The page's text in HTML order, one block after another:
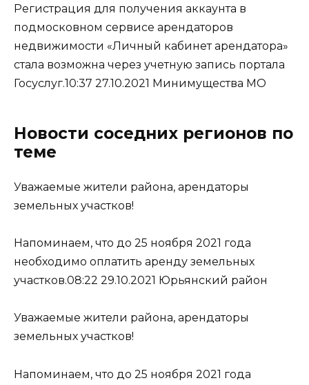
Регистрация для получения аккаунта в
подмосковном сервисе арендаторов
недвижимости «Личный кабинет арендатора»
стала возможна через учетную запись портала
Госуслуг.10:37 27.10.2021 Минимущества МО
Новости соседних регионов по
теме
Уважаемые жители района, арендаторы
земельных участков!
Напоминаем, что до 25 ноября 2021 года
необходимо оплатить аренду земельных
участков.08:22 29.10.2021 Юрьянский район
Уважаемые жители района, арендаторы
земельных участков!
Напоминаем, что до 25 ноября 2021 года